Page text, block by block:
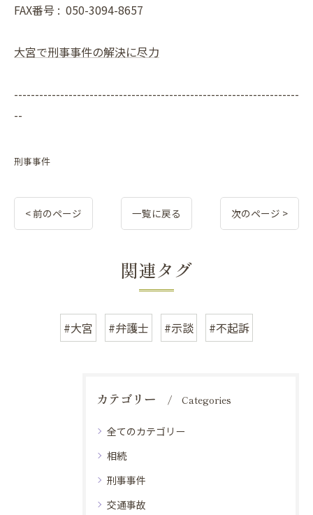
FAX番号 : 050-3094-8657
大宮で刑事事件の解決に尽力
--------------------------------------------------------------------
--
刑事事件
< 前のページ 一覧に戻る 次のページ >
関連タグ
#大宮 #弁護士 #示談 #不起訴
カテゴリー Categories
全てのカテゴリー
相続
刑事事件
交通事故